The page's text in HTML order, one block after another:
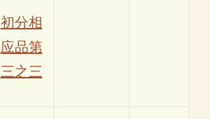
初分相
应品第
三之三